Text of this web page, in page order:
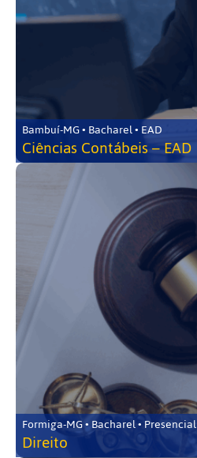
Bambuí-MG • Bacharel • EAD
Ciências Contábeis – EAD
Formiga-MG • Bacharel • Presencial
Direito